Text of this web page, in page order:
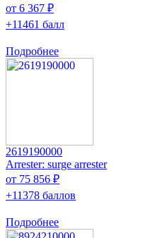
от 6 367 ₽
+11461 балл
Подробнее
2619190000
Arrester: surge arrester
от 75 856 ₽
+11378 баллов
Подробнее